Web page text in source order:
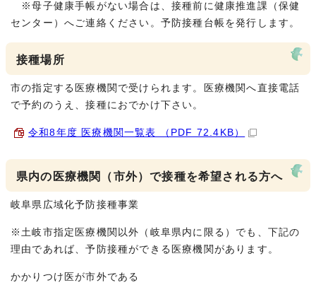
※母子健康手帳がない場合は、接種前に健康推進課（保健
センター）へご連絡ください。予防接種台帳を発行します。
接種場所
市の指定する医療機関で受けられます。医療機関へ直接電話
で予約のうえ、接種におでかけ下さい。
令和8年度 医療機関一覧表 （PDF 72.4KB）
県内の医療機関（市外）で接種を希望される方へ
岐阜県広域化予防接種事業
※土岐市指定医療機関以外（岐阜県内に限る）でも、下記の
理由であれば、予防接種ができる医療機関があります。
かかりつけ医が市外である